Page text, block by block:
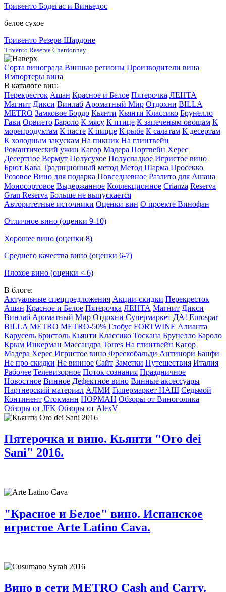
Тривенто Бодегас и Виньедос
белое сухое
Тривенто Резерв Шардоне
Trivento Reserve Chardonnay
Сорта винограда Винные регионы Производители вина
Импортеры вина
В каталоге вин:
Перекресток Ашан Красное и Белое Пятерочка ЛЕНТА
Магнит Дикси Винлаб Ароматный Мир Отдохни BILLA
METRO Замковое Бордо Кьянти Кьянти Классико Брунелло
Гави Орвието Бароло К мясу К птице К запеченым овощам К
морепродуктам К пасте К пицце К рыбе К салатам К десертам
К холодным закускам На пикник На глинтвейн
Романтический ужин Кагор Мадера Портвейн Херес
Десертное Вермут Полусухое Полусладкое Игристое вино
Брют Кава Традиционный метод Метод Шарма Просекко
Розовое Вино для подарка Повседневное Разлито для Ашана
Моносортовое Выдержанное Коллекционное Crianza Reserva
Gran Reserva Больше не выпускается
Авторитетные источники Оценки вин О проекте Винофан
Отличное вино (оценки 9-10)
Хорошее вино (оценки 8)
Среднего качества вино (оценки 6-7)
Плохое вино (оценки < 6)
В блоге:
Актуальные спецпредложения Акции-скидки Перекресток
Ашан Красное и Белое Пятерочка ЛЕНТА Магнит Дикси
Винлаб Ароматный Мир Отдохни Супермаркет ДА! Eurospar
BILLA METRO METRO-50% Глобус FORTWINE Алианта
Карусель Бристоль Кьянти Классико Тоскана Брунелло Бароло
Крым Инкерман Массандра Torres На глинтвейн Кагор
Мадера Херес Игристое вино Фрескобальди Антинори Банфи
Не про скидки Не винное Сайт Заметки Путешествия Италия
Рабочее Телевизорное Поток сознания Праздничное
Новостное Винное Дефектное вино Винные аксессуары
Партнерский материал АЛМИ Гипермаркет НАШ Седьмой
Континент Стокманн НОРМАН Обзоры от Виноголика
Обзоры от JFK Обзоры от AlexV
Пятерочка и вино. Кьянти "Oro dei
Sani" 2016.
"Красное и Белое" вино. Испанское
игристое Arte Latino Cava.
Вино в сети METRO Cash and Carry.